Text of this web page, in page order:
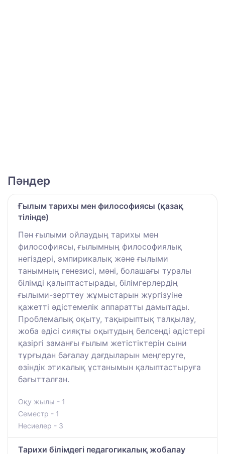
Пәндер
Ғылым тарихы мен философиясы (қазақ
тілінде)
Пән ғылыми ойлаудың тарихы мен
философиясы, ғылымның философиялық
негіздері, эмпирикалық және ғылыми
танымның генезисі, мәні, болашағы туралы
білімді қалыптастырады, білімгерлердің
ғылыми-зерттеу жұмыстарын жүргізуіне
қажетті әдістемелік аппаратты дамытады.
Проблемалық оқыту, тақырыптық талқылау,
жоба әдісі сияқты оқытудың белсенді әдістері
қазіргі заманғы ғылым жетістіктерін сыни
тұрғыдан бағалау дағдыларын меңгеруге,
өзіндік этикалық ұстанымын қалыптастыруға
бағытталған.
Оқу жылы - 1
Семестр - 1
Несиелер - 3
Тарихи білімдегі педагогикалық жобалау